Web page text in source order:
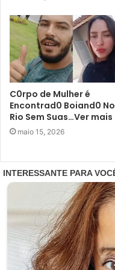
C0rpo de Mulher é
Encontrad0 Boiand0 No
Rio Sem Suas…Ver mais
maio 15, 2026